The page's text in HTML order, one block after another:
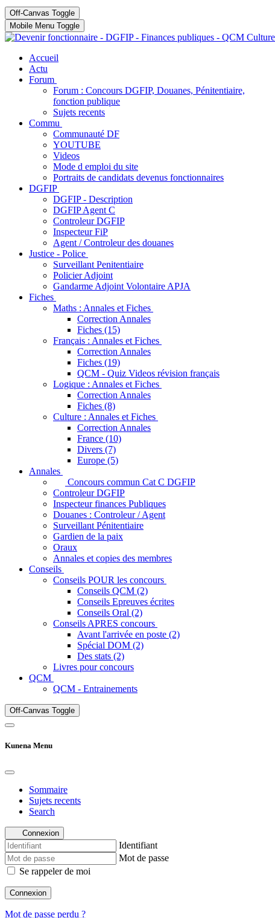
Off-Canvas Toggle
Mobile Menu Toggle
Accueil
Actu
Forum
Forum : Concours DGFIP, Douanes, Pénitentiaire,
fonction publique
Sujets recents
Commu
Communauté DF
YOUTUBE
Videos
Mode d emploi du site
Portraits de candidats devenus fonctionnaires
DGFIP
DGFIP - Description
DGFIP Agent C
Controleur DGFIP
Inspecteur FiP
Agent / Controleur des douanes
Justice - Police
Surveillant Penitentiaire
Policier Adjoint
Gandarme Adjoint Volontaire APJA
Fiches
Maths : Annales et Fiches
Correction Annales
Fiches (15)
Français : Annales et Fiches
Correction Annales
Fiches (19)
QCM - Quiz Videos révision français
Logique : Annales et Fiches
Correction Annales
Fiches (8)
Culture : Annales et Fiches
Correction Annales
France (10)
Divers (7)
Europe (5)
Annales
Concours commun Cat C DGFIP
Controleur DGFIP
Inspecteur finances Publiques
Douanes : Controleur / Agent
Surveillant Pénitentiaire
Gardien de la paix
Oraux
Annales et copies des membres
Conseils
Conseils POUR les concours
Conseils QCM (2)
Conseils Epreuves écrites
Conseils Oral (2)
Conseils APRES concours
Avant l'arrivée en poste (2)
Spécial DOM (2)
Des stats (2)
Livres pour concours
QCM
QCM - Entrainements
Off-Canvas Toggle
Kunena Menu
Sommaire
Sujets recents
Search
Connexion
Identifiant
Mot de passe
Se rappeler de moi
Connexion
Mot de passe perdu ?